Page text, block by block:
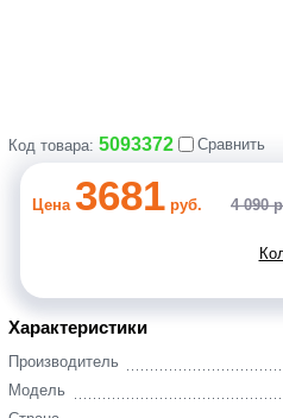
Код товара: 5093372 Сравнить
Цена 3681 руб. 4 090
Характеристики
Производитель
Модель